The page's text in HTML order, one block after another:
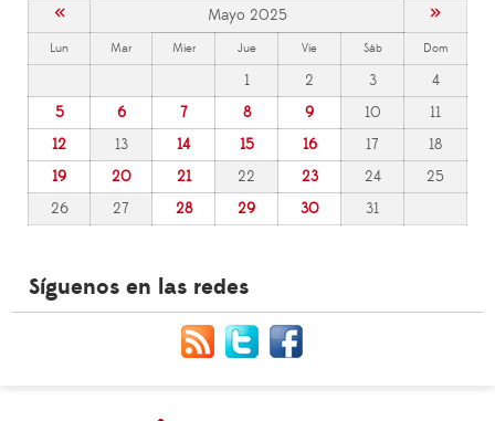
« Mayo 2025 »
Lun Mar Mier Jue Vie Sáb Dom
1 2 3
4
5
6 7 8 9 10
11
12
13 14 15 16 17
18
19
20 21 22 23 24
25
26
27 28 29 30 31
Síguenos en las redes